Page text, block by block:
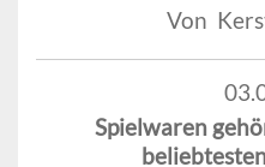
Von
Spielwaren